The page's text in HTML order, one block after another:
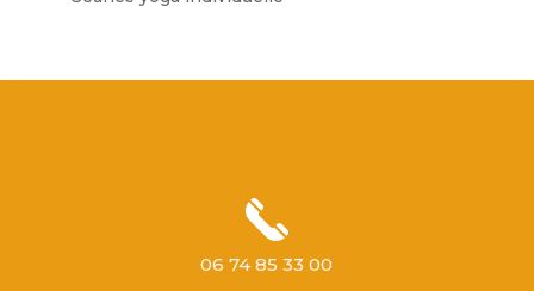
06 74 85 33 00